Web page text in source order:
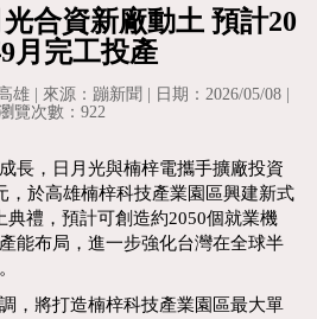
合資新廠動土 預計20
月完工投產
| 來源：蹦新聞 | 日期：2026/05/08 |
覽次數：922
長，日月光與楠梓電攜手擴廠投資
，於高雄楠梓科技產業園區興建新式
典禮，預計可創造約2050個就業機
能布局，進一步強化台灣在全球半
，將打造楠梓科技產業園區最大單